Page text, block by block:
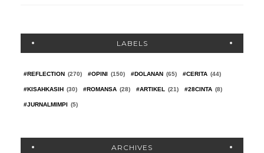
LABELS
#REFLECTION (270) #OPINI (150) #DOLANAN (65) #CERITA (44)
#KISAHKASIH (30) #ROMANSA (28) #ARTIKEL (21) #28CINTA (8)
#JURNALMIMPI (5)
ARCHIVES